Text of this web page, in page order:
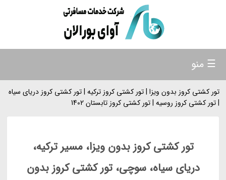
تور کشتی کروز بدون ویزا | تور کشتی کروز ترکیه | تور کشتی کروز دریای سیاه
| تور کشتی کروز روسیه | تور کشتی کروز تابستان 1402
تور کشتی کروز بدون ویزا، مسیر ترکیه،
دریای سیاه، سوچی، تور کشتی کروز بدون
☰ منو